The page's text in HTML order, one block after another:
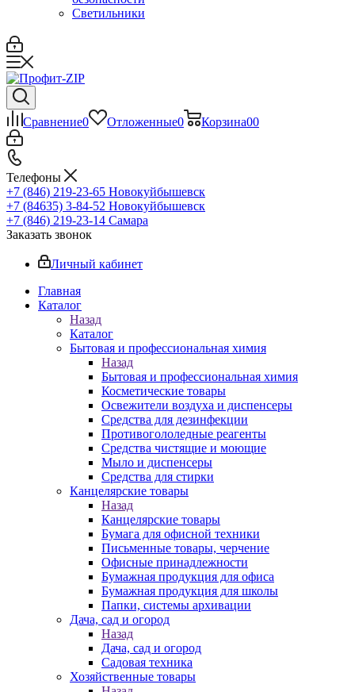
Светильники
Сравнение0 Отложенные0 Корзина00
Телефоны
+7 (846) 219-23-65 Новокуйбышевск
+7 (84635) 3-84-52 Новокуйбышевск
+7 (846) 219-23-14 Самара
Заказать звонок
Личный кабинет
Главная
Каталог
Назад
Каталог
Бытовая и профессиональная химия
Назад
Бытовая и профессиональная химия
Косметические товары
Освежители воздуха и диспенсеры
Средства для дезинфекции
Противогололедные реагенты
Средства чистящие и моющие
Мыло и диспенсеры
Средства для стирки
Канцелярские товары
Назад
Канцелярские товары
Бумага для офисной техники
Письменные товары, черчение
Офисные принадлежности
Бумажная продукция для офиса
Бумажная продукция для школы
Папки, системы архивации
Дача, сад и огород
Назад
Дача, сад и огород
Садовая техника
Хозяйственные товары